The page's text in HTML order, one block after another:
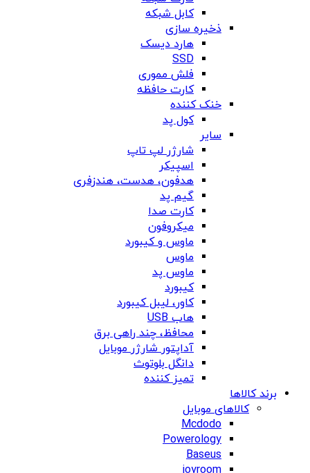
کابل شبکه
ذخیره سازی
هارد دیسک
SSD
فلش مموری
کارت حافظه
خنک کننده
کول پد
سایر
شارژر لپ تاپ
اسپیکر
هدفون، هدست، هندزفری
گیم پد
کارت صدا
میکروفون
ماوس و کیبورد
ماوس
ماوس پد
کیبورد
کاور، لیبل کیبورد
هاب USB
محافظ، چند راهی برق
آداپتور شارژر موبایل
دانگل بلوتوث
تمیز کننده
برند کالاها
کالاهای موبایل
Mcdodo
Powerology
Baseus